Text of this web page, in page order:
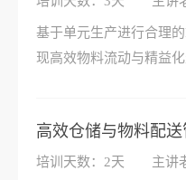
基于单元生产进行合理
现高效物料流动与精益化
高效仓储与物料配送
培训天数：2天 主讲